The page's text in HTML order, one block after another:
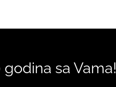
godina sa Vama!